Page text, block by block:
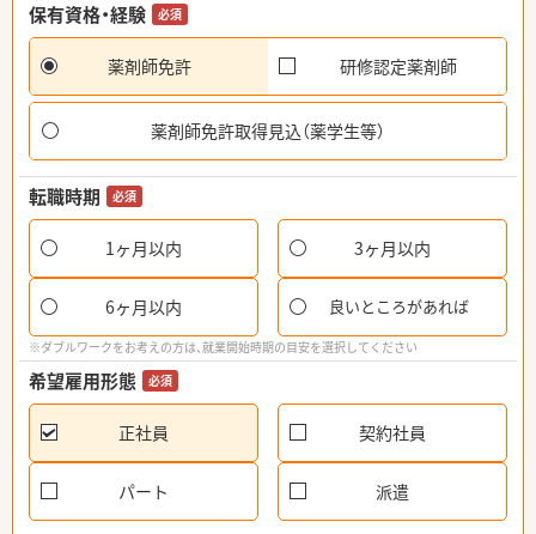
保有資格・経験 必須
薬剤師免許 研修認定薬剤師
薬剤師免許取得見込（薬学生等）
転職時期 必須
1ヶ月以内 3ヶ月以内
6ヶ月以内 良いところがあれば
※ダブルワークをお考えの方は、就業開始時期の目安を選択してください
希望雇用形態 必須
正社員 契約社員
パート 派遣